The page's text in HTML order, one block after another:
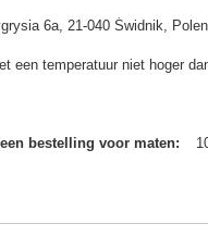
6a, 21-040 Świdnik,
een temperatuur niet hoger
bestelling voor maten